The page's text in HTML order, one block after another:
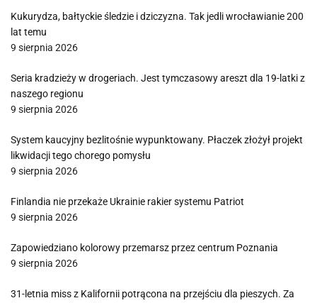
Kukurydza, bałtyckie śledzie i dziczyzna. Tak jedli wrocławianie 200
lat temu
9 sierpnia 2026
Seria kradzieży w drogeriach. Jest tymczasowy areszt dla 19-latki z
naszego regionu
9 sierpnia 2026
System kaucyjny bezlitośnie wypunktowany. Płaczek złożył projekt
likwidacji tego chorego pomysłu
9 sierpnia 2026
Finlandia nie przekaże Ukrainie rakier systemu Patriot
9 sierpnia 2026
Zapowiedziano kolorowy przemarsz przez centrum Poznania
9 sierpnia 2026
31-letnia miss z Kalifornii potrącona na przejściu dla pieszych. Za